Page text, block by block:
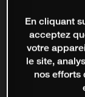
En cliquant
acceptez
votre
le site,
nos efforts